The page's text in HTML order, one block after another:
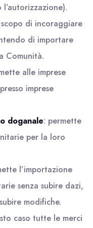
di incoraggiare
di importare
Comunità.
alle imprese
imprese
doganale: permette
per la loro
l’importazione
senza subire dazi,
modifiche.
caso tutte le merci